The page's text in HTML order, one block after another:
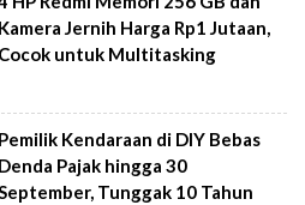
Kamera Jernih Harga Rp1 Jutaan,
Cocok untuk Multitasking
Pemilik Kendaraan di DIY Bebas
Denda Pajak hingga 30
Tunggak 10 Tahun